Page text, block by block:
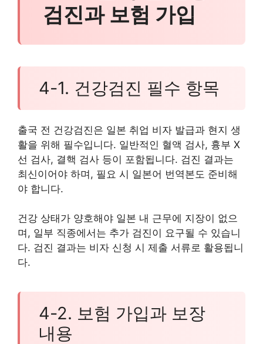
검진과 보험 가입
4-1. 건강검진 필수 항목
출국 전 건강검진은 일본 취업 비자 발급과 현지 생
활을 위해 필수입니다. 일반적인 혈액 검사, 흉부 X
선 검사, 결핵 검사 등이 포함됩니다. 검진 결과는
최신이어야 하며, 필요 시 일본어 번역본도 준비해
야 합니다.
건강 상태가 양호해야 일본 내 근무에 지장이 없으
며, 일부 직종에서는 추가 검진이 요구될 수 있습니
다. 검진 결과는 비자 신청 시 제출 서류로 활용됩니
다.
4-2. 보험 가입과 보장
내용